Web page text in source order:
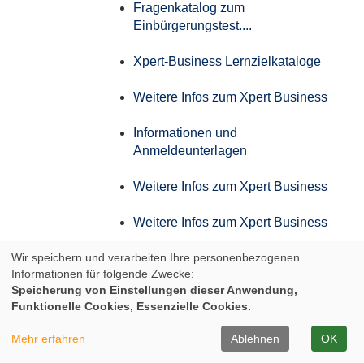
Fragenkatalog zum
Einbürgerungstest....
Xpert-Business Lernzielkataloge
Weitere Infos zum Xpert Business
Informationen und
Anmeldeunterlagen
Weitere Infos zum Xpert Business
Weitere Infos zum Xpert Business
Weitere Infos zum Xpert Business
Weitere Infos zum Xpert Business
Infos zum Aufstiegs-BAföG
Wir speichern und verarbeiten Ihre personenbezogenen
Informationen für folgende Zwecke:
Speicherung von Einstellungen dieser Anwendung,
Funktionelle Cookies, Essenzielle Cookies.
Mehr erfahren Ablehnen OK